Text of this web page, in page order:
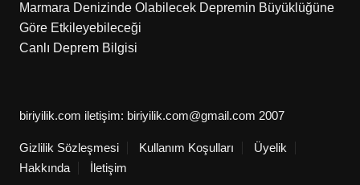
Marmara Denizinde Olabilecek Depremin Büyüklüğüne
Göre Etkileyebileceği
Canlı Deprem Bilgisi
biriyilik.com iletişim: biriyilik.com@gmail.com 2007
Gizlilik Sözleşmesi Kullanım Koşulları
Üyelik
Hakkında
İletişim